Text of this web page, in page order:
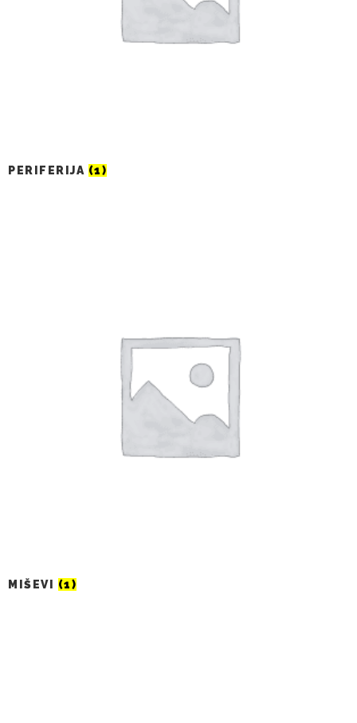
PERIFERIJA (1)
MIŠEVI (1)